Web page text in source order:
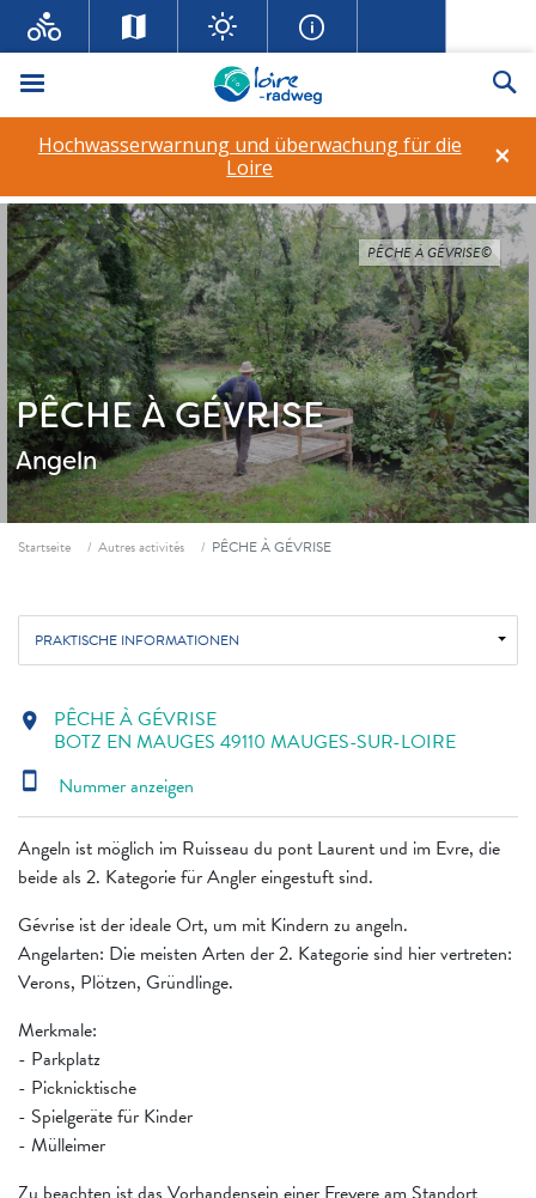
Menü
×
Hochwasserwarnung und überwachung für die
Loire
PÊCHE À GÉVRISE
Angeln
PÊCHE À GÉVRISE©
Fil d'ariane
Startseite Autres activités PÊCHE À GÉVRISE
PRAKTISCHE INFORMATIONEN
Angeln ist möglich im Ruisseau du pont Laurent und im Evre, die
beide als 2. Kategorie für Angler eingestuft sind.
Gévrise ist der ideale Ort, um mit Kindern zu angeln.
Angelarten: Die meisten Arten der 2. Kategorie sind hier vertreten:
Verons, Plötzen, Gründlinge.
Merkmale:
- Parkplatz
- Picknicktische
- Spielgeräte für Kinder
- Mülleimer
location_on PÊCHE À GÉVRISE
BOTZ EN MAUGES 49110 MAUGES-SUR-LOIRE
smartphone Nummer anzeigen